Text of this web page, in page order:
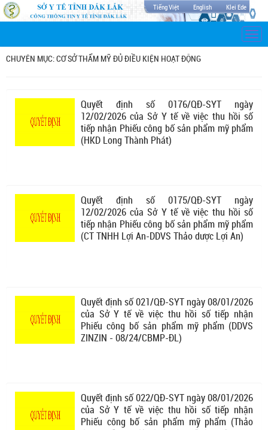
Tiếng Việt English Klei Ede
CHUYÊN MỤC: CƠ SỞ THẨM MỸ ĐỦ ĐIỀU KIỆN HOẠT ĐỘNG
Quyết định số 0176/QĐ-SYT ngày
12/02/2026 của Sở Y tế về việc thu hồi số
tiếp nhận Phiếu công bố sản phẩm mỹ phẩm
(HKD Long Thành Phát)
Quyết định số 0175/QĐ-SYT ngày
12/02/2026 của Sở Y tế về việc thu hồi số
tiếp nhận Phiếu công bố sản phẩm mỹ phẩm
(CT TNHH Lợi An-DDVS Thảo dược Lợi An)
Quyết định số 021/QĐ-SYT ngày 08/01/2026
của Sở Y tế về việc thu hồi số tiếp nhận
Phiếu công bố sản phẩm mỹ phẩm (DDVS
ZINZIN - 08/24/CBMP-ĐL)
Quyết định số 022/QĐ-SYT ngày 08/01/2026
của Sở Y tế về việc thu hồi số tiếp nhận
Phiếu công bố sản phẩm mỹ phẩm (Thảo